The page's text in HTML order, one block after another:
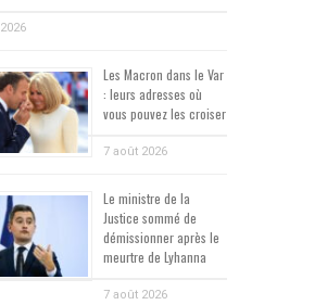
Les Macron dans le Var
: leurs adresses où
vous pouvez les croiser
7 août 2026
Le ministre de la
Justice sommé de
démissionner après le
meurtre de Lyhanna
7 août 2026